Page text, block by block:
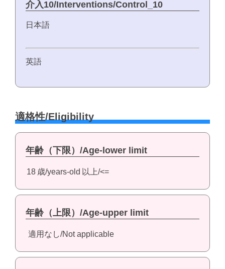
介入10/Interventions/Control_10
日本語
英語
適格性/Eligibility
年齢（下限）/Age-lower limit
18 歳/years-old 以上/<=
年齢（上限）/Age-upper limit
適用なし/Not applicable